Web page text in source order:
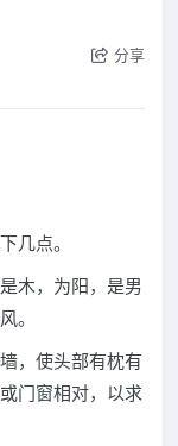
分享
几点。
木，为阳，是男
。
，使头部有枕有
门窗相对，以求